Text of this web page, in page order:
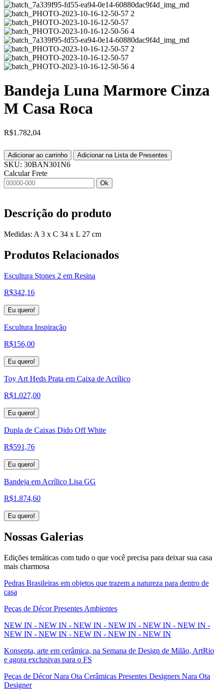
Bandeja Luna Marmore Cinza
M Casa Roca
R$1.782,04
Adicionar ao carrinho Adicionar na Lista de Presentes
SKU: 30BAN301N6
Calcular Frete
Ok
Descrição do produto
Medidas: A 3 x C 34 x L 27 cm
Produtos Relacionados
Escultura Stones 2 em Resina
R$342,16
Eu quero!
Escultura Inspiração
R$156,00
Eu quero!
Toy Art Heds Prata em Caixa de Acrílico
R$1.027,00
Eu quero!
Dupla de Caixas Dido Off White
R$591,76
Eu quero!
Bandeja em Acrílico Lisa GG
R$1.874,60
Eu quero!
Nossas Galerias
Edições temáticas com tudo o que você precisa para deixar sua casa
mais charmosa
Pedras Brasileiras em objetos que trazem a natureza para dentro de
casa
Peças de Décor Presentes Ambientes
NEW IN - NEW IN - NEW IN - NEW IN - NEW IN - NEW IN -
NEW IN - NEW IN - NEW IN - NEW IN - NEW IN
Konsepta, arte em cerâmica, na Semana de Design de Milão, ArtRio
e agora exclusivas para o FS
Peças de Décor Nara Ota Cerâmicas Presentes Designers Nara Ota
Designer